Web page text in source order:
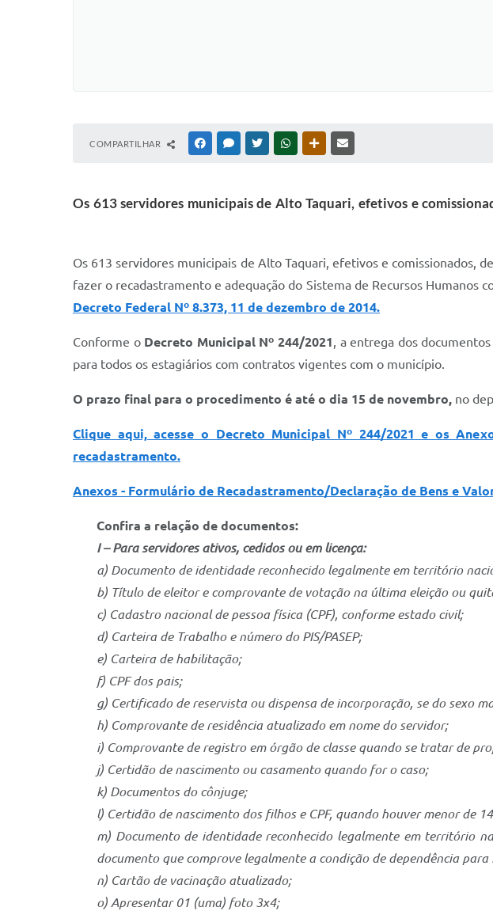
COMPARTILHAR FACEBOOKMESSENGER
TWITTERWHATSAPPOUTRAS MÍDIAS
Os 613 servidores municipais de Alto Taquari, efetivos e
Os 613 servidores municipais de Alto Taquari, efetivos e comissionados,
fazer o recadastramento e adequação do Sistema de Recursos Humanos
Decreto Federal Nº 8.373, 11 de dezembro de 2014.
Conforme o Decreto Municipal Nº 244/2021, a entrega dos documentos
para todos os estagiários com contratos vigentes com o município.
O prazo final para o procedimento é até o dia 15 de novembro, no
Clique aqui, acesse o Decreto Municipal Nº 244/2021 e os
recadastramento.
Anexos - Formulário de Recadastramento/Declaração de Bens e
Confira a relação de documentos:
I – Para servidores ativos, cedidos ou em licença:
a) Documento de identidade reconhecido legalmente em território
b) Título de eleitor e comprovante de votação na última eleição ou
c) Cadastro nacional de pessoa física (CPF), conforme estado civil;
d) Carteira de Trabalho e número do PIS/PASEP;
e) Carteira de habilitação;
f) CPF dos pais;
g) Certificado de reservista ou dispensa de incorporação, se do sexo
h) Comprovante de residência atualizado em nome do servidor;
i) Comprovante de registro em órgão de classe quando se tratar de
j) Certidão de nascimento ou casamento quando for o caso;
k) Documentos do cônjuge;
l) Certidão de nascimento dos filhos e CPF, quando houver menor de
m) Documento de identidade reconhecido legalmente em território
documento que comprove legalmente a condição de dependência
n) Cartão de vacinação atualizado;
o) Apresentar 01 (uma) foto 3x4;